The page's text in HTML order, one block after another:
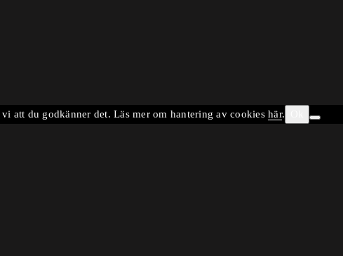
att du godkänner det. Läs mer om hantering av cookies här.